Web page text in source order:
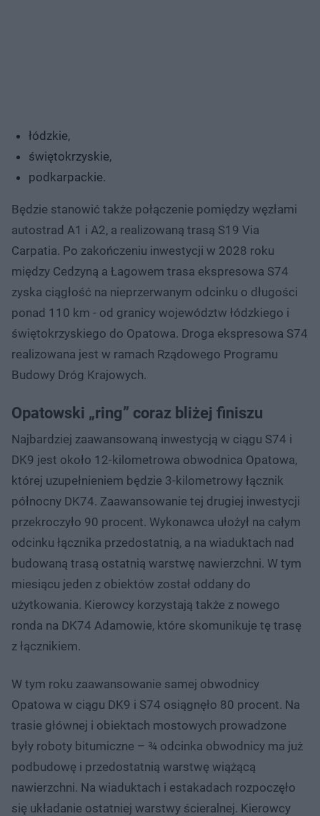
łódzkie,
świętokrzyskie,
podkarpackie.
Będzie stanowić także połączenie pomiędzy węzłami
autostrad A1 i A2, a realizowaną trasą S19 Via
Carpatia. Po zakończeniu inwestycji w 2028 roku
między Cedzyną a Łagowem trasa ekspresowa S74
zyska ciągłość na nieprzerwanym odcinku o długości
ponad 110 km - od granicy województw łódzkiego i
świętokrzyskiego do Opatowa. Droga ekspresowa S74
realizowana jest w ramach Rządowego Programu
Budowy Dróg Krajowych.
Opatowski „ring” coraz bliżej finiszu
Najbardziej zaawansowaną inwestycją w ciągu S74 i
DK9 jest około 12-kilometrowa obwodnica Opatowa,
której uzupełnieniem będzie 3-kilometrowy łącznik
północny DK74. Zaawansowanie tej drugiej inwestycji
przekroczyło 90 procent. Wykonawca ułożył na całym
odcinku łącznika przedostatnią, a na wiaduktach nad
budowaną trasą ostatnią warstwę nawierzchni. W tym
miesiącu jeden z obiektów został oddany do
użytkowania. Kierowcy korzystają także z nowego
ronda na DK74 Adamowie, które skomunikuje tę trasę
z łącznikiem.
W tym roku zaawansowanie samej obwodnicy
Opatowa w ciągu DK9 i S74 osiągnęło 80 procent. Na
trasie głównej i obiektach mostowych prowadzone
były roboty bitumiczne – ¾ odcinka obwodnicy ma już
podbudowę i przedostatnią warstwę wiążącą
nawierzchni. Na wiaduktach i estakadach rozpoczęło
się układanie ostatniej warstwy ścieralnej. Kierowcy